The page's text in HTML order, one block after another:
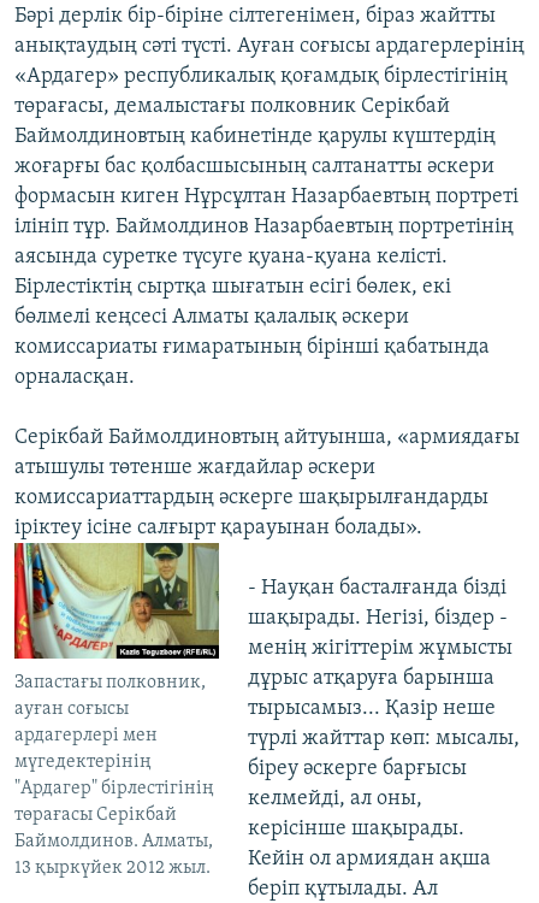
Бәрі дерлік бір-біріне сілтегенімен, біраз жайтты
анықтаудың сәті түсті. Ауған соғысы ардагерлерінің
«Ардагер» республикалық қоғамдық бірлестігінің
төрағасы, демалыстағы полковник Серікбай
Баймолдиновтың кабинетінде қарулы күштердің
жоғарғы бас қолбасшысының салтанатты әскери
формасын киген Нұрсұлтан Назарбаевтың портреті
ілініп тұр. Баймолдинов Назарбаевтың портретінің
аясында суретке түсуге қуана-қуана келісті.
Бірлестіктің сыртқа шығатын есігі бөлек, екі
бөлмелі кеңсесі Алматы қалалық әскери
комиссариаты ғимаратының бірінші қабатында
орналасқан.
Серікбай Баймолдиновтың айтуынша, «армиядағы
атышулы төтенше жағдайлар әскери
комиссариаттардың әскерге шақырылғандарды
іріктеу ісіне салғырт қарауынан болады».
Запастағы полковник,
ауған соғысы
ардагерлері мен
мүгедектерінің
"Ардагер" бірлестігінің
төрағасы Серікбай
Баймолдинов. Алматы,
13 қыркүйек 2012 жыл.
- Науқан басталғанда бізді
шақырады. Негізі, біздер -
менің жігіттерім жұмысты
дұрыс атқаруға барынша
тырысамыз... Қазір неше
түрлі жайттар көп: мысалы,
біреу әскерге барғысы
келмейді, ал оны,
керісінше шақырады.
Кейін ол армиядан ақша
беріп құтылады. Ал